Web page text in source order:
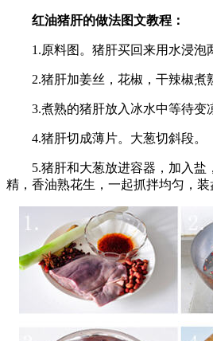
红油猪肝的做法图文教程：
1.原料图。猪肝买回来用水浸泡
2.猪肝加姜丝，花椒，干辣椒煮
3.煮熟的猪肝放入冰水中等待变
4.猪肝切成薄片。大葱切斜段。
5.猪肝和大葱放进容器，加入盐
精，香油熟花生，一起抓拌均匀，装